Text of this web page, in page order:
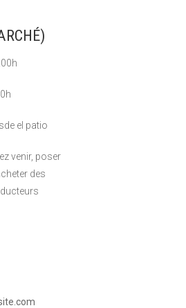
el patio
venir, poser
des